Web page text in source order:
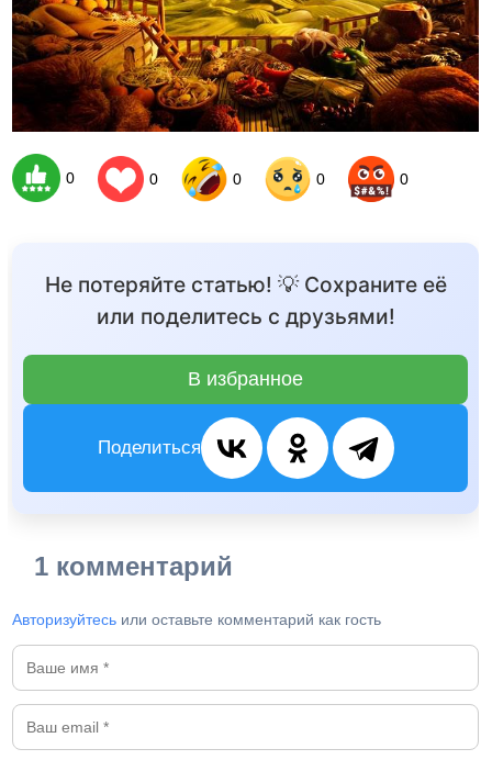
0 0 0 0 0
Не потеряйте статью! 💡 Сохраните её
или поделитесь с друзьями!
В избранное
Поделиться
1 комментарий
Авторизуйтесь или оставьте комментарий как гость